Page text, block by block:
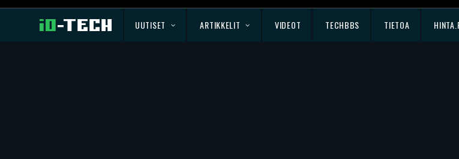
UUTISET ARTIKKELIT VIDEOT TECHBBS TIETOA